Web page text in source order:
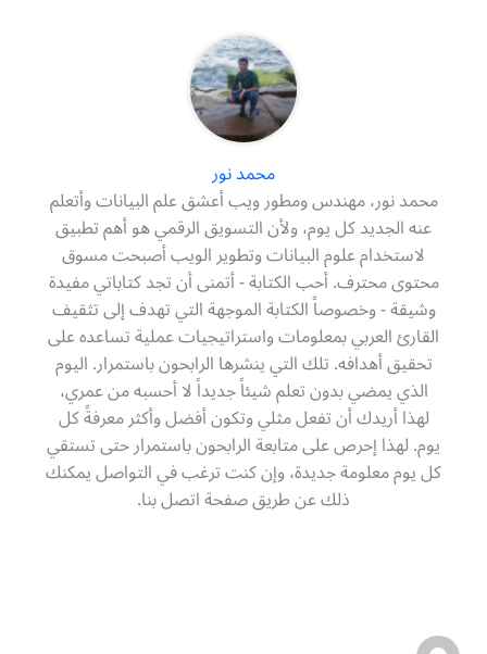
محمد نور
محمد نور، مهندس ومطور ويب أعشق علم البيانات وأتعلم
عنه الجديد كل يوم، ولأن التسويق الرقمي هو أهم تطبيق
لاستخدام علوم البيانات وتطوير الويب أصبحت مسوق
محتوى محترف. أحب الكتابة - أتمنى أن تجد كتاباتي مفيدة
وشيقة - وخصوصاً الكتابة الموجهة التي تهدف إلى تثقيف
القارئ العربي بمعلومات واستراتيجيات عملية تساعده على
تحقيق أهدافه. تلك التي ينشرها الرابحون باستمرار. اليوم
الذي يمضي بدون تعلم شيئاً جديداً لا أحسبه من عمري،
لهذا أريدك أن تفعل مثلي وتكون أفضل وأكثر معرفةً كل
يوم. لهذا إحرص على متابعة الرابحون باستمرار حتى تستقي
كل يوم معلومة جديدة، وإن كنت ترغب في التواصل يمكنك
ذلك عن طريق صفحة اتصل بنا.